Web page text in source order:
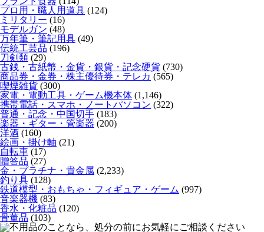
プロ用・職人用道具 (124)
ミリタリー (16)
モデルガン (48)
万年筆・筆記用具 (49)
伝統工芸品 (196)
刀剣類 (29)
古銭・古紙幣・金貨・銀貨・記念硬貨 (730)
商品券・金券・株主優待券・テレカ (565)
喫煙雑貨 (300)
家電・電動工具・ゲーム機本体 (1,146)
携帯電話・スマホ・ノートパソコン (322)
普通・記念・中国切手 (183)
楽器・ギター・管楽器 (200)
洋酒 (160)
絵画・掛け軸 (21)
自転車 (17)
贈答品 (27)
金・プラチナ・貴金属 (2,233)
釣り具 (128)
鉄道模型・おもちゃ・フィギュア・ゲーム (997)
音楽器機 (83)
香水・化粧品 (120)
骨董品 (103)